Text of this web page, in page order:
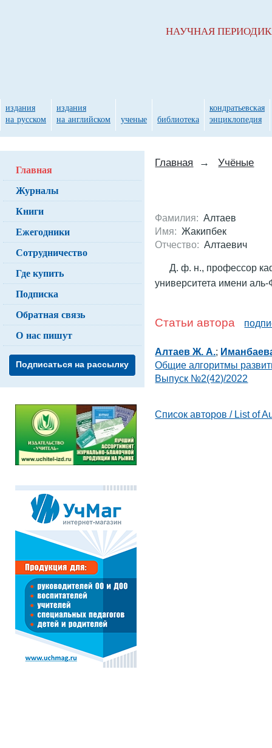
Главная → Учёные
Фамилия: Алтаев
Имя: Жакипбек
Отчество: Алтаевич
Д. ф. н., профессор
университета имени
Статьи автора
Алтаев Ж. А.;
Общие алгоритмы
Выпуск №2(42)/2022
Список авторов / List of
Главная
Журналы
Книги
Ежегодники
Сотрудничество
Где купить
Подписка
Обратная связь
О нас пишут
Подписаться на рассылку
НАУЧНАЯ
издания
на русском
издания
на английском
ученые библиотека
кондратьевская
энциклопедия